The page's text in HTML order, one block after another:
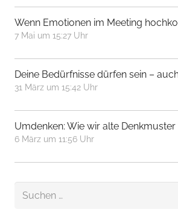
Wenn Emotionen im Meeting
7 Mai um 15:27 Uhr
Deine Bedürfnisse dürfen sein –
31 März um 15:42 Uhr
Umdenken: Wie wir alte
6 März um 11:56 Uhr
nach: